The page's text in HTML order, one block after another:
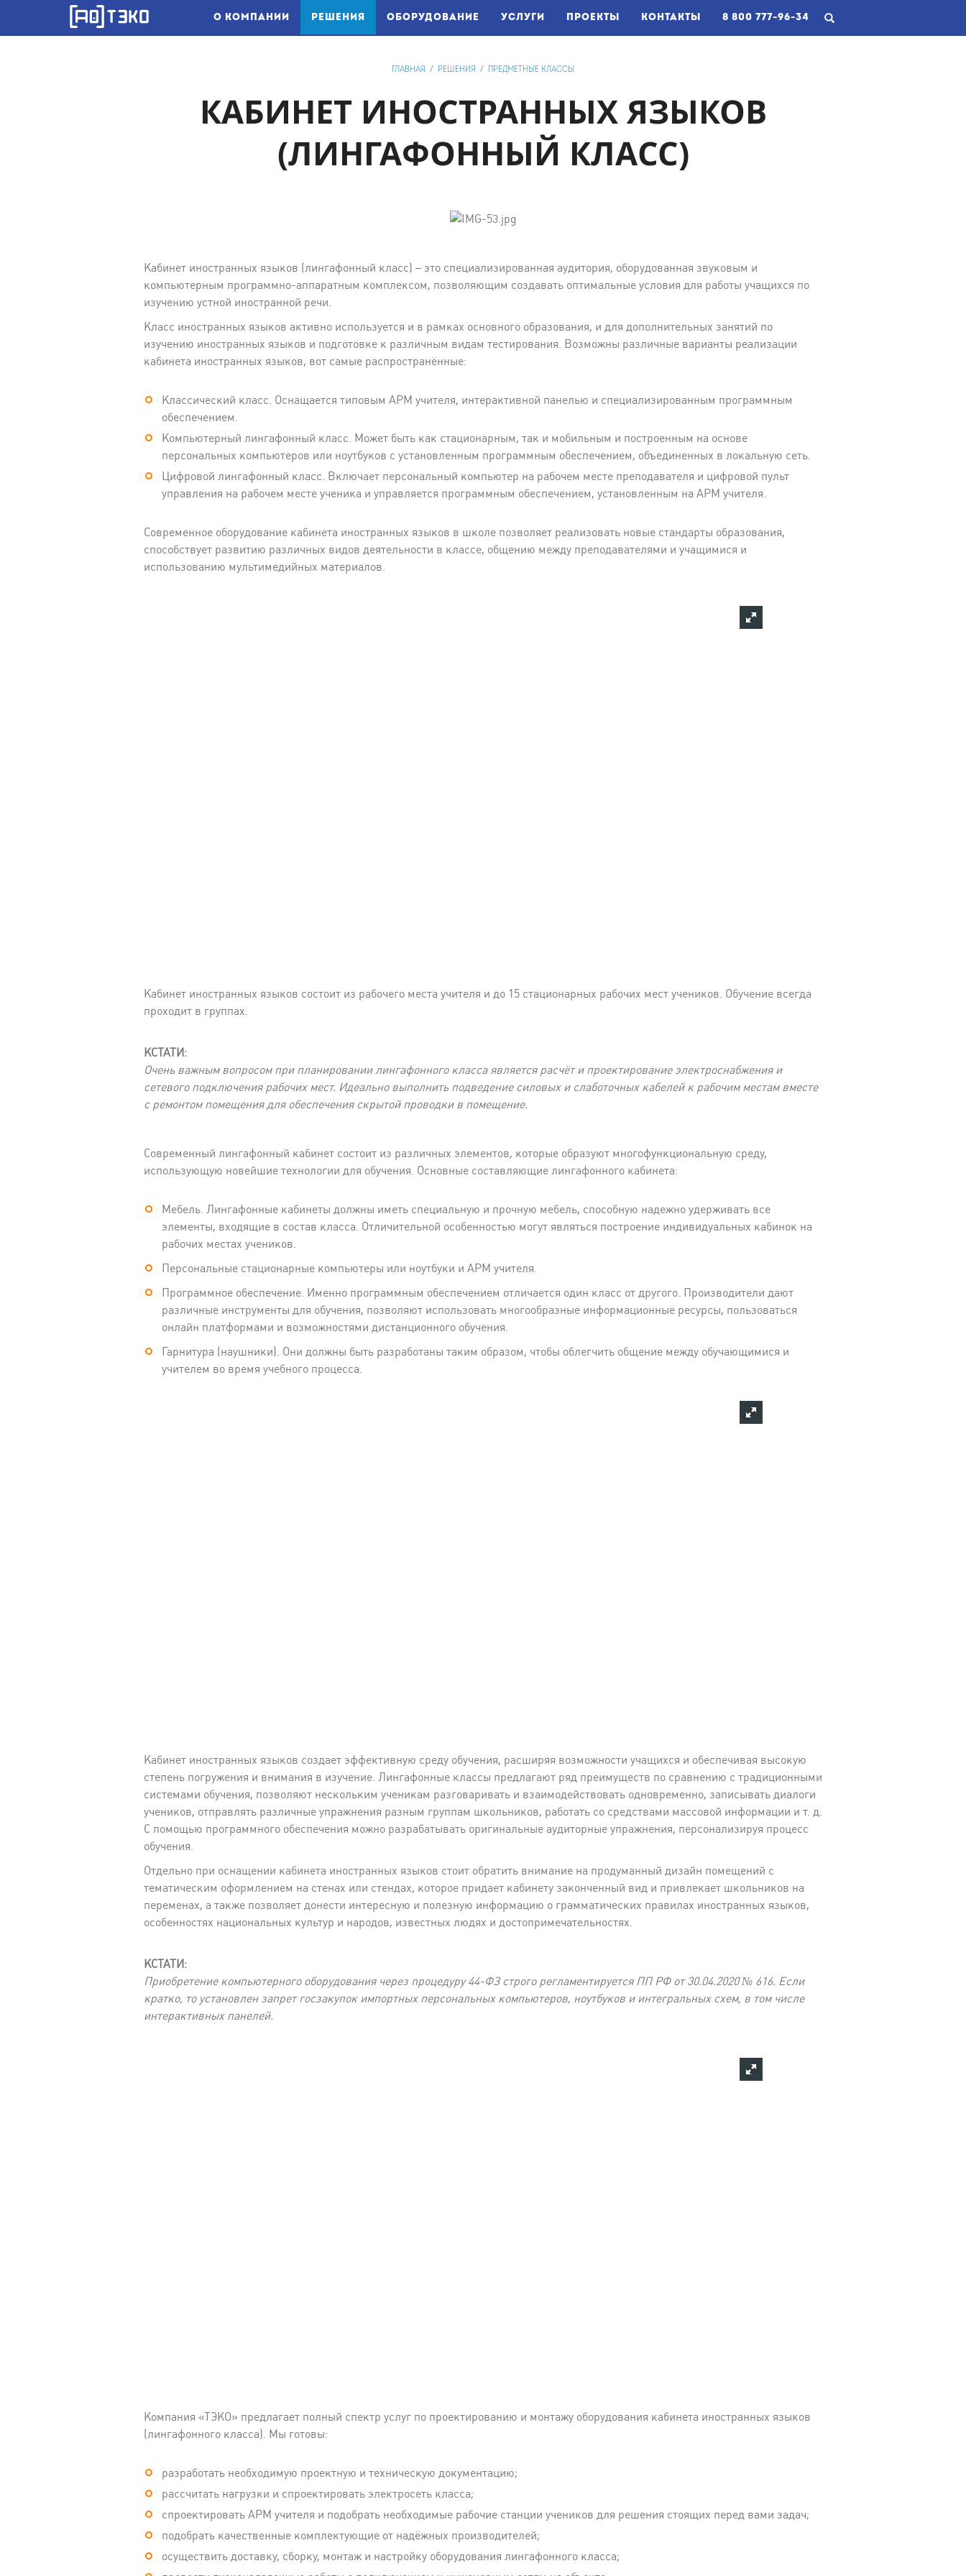
О КОМПАНИИ РЕШЕНИЯ (CURRENT)
ОБОРУДОВАНИЕ УСЛУГИ ПРОЕКТЫ КОНТАКТЫ 8 800 777-96-34
ГЛАВНАЯ / РЕШЕНИЯ / ПРЕДМЕТНЫЕ КЛАССЫ
КАБИНЕТ ИНОСТРАННЫХ ЯЗЫКОВ
(ЛИНГАФОННЫЙ КЛАСС)
Кабинет иностранных языков (лингафонный класс) – это специализированная аудитория, оборудованная звуковым и
компьютерным программно-аппаратным комплексом, позволяющим создавать оптимальные условия для работы учащихся по
изучению устной иностранной речи.
Класс иностранных языков активно используется и в рамках основного образования, и для дополнительных занятий по
изучению иностранных языков и подготовке к различным видам тестирования. Возможны различные варианты реализации
кабинета иностранных языков, вот самые распространённые:
Классический класс. Оснащается типовым АРМ учителя, интерактивной панелью и специализированным программным
обеспечением.
Компьютерный лингафонный класс. Может быть как стационарным, так и мобильным и построенным на основе
персональных компьютеров или ноутбуков с установленным программным обеспечением, объединенных в локальную сеть.
Цифровой лингафонный класс. Включает персональный компьютер на рабочем месте преподавателя и цифровой пульт
управления на рабочем месте ученика и управляется программным обеспечением, установленным на АРМ учителя.
Современное оборудование кабинета иностранных языков в школе позволяет реализовать новые стандарты образования,
способствует развитию различных видов деятельности в классе, общению между преподавателями и учащимися и
использованию мультимедийных материалов.
Кабинет иностранных языков состоит из рабочего места учителя и до 15 стационарных рабочих мест учеников. Обучение всегда
проходит в группах.
КСТАТИ:
Очень важным вопросом при планировании лингафонного класса является расчёт и проектирование электроснабжения и
сетевого подключения рабочих мест. Идеально выполнить подведение силовых и слаботочных кабелей к рабочим местам вместе
с ремонтом помещения для обеспечения скрытой проводки в помещение.
Современный лингафонный кабинет состоит из различных элементов, которые образуют многофункциональную среду,
использующую новейшие технологии для обучения. Основные составляющие лингафонного кабинета:
Мебель. Лингафонные кабинеты должны иметь специальную и прочную мебель, способную надежно удерживать все
элементы, входящие в состав класса. Отличительной особенностью могут являться построение индивидуальных кабинок на
рабочих местах учеников.
Персональные стационарные компьютеры или ноутбуки и АРМ учителя.
Программное обеспечение. Именно программным обеспечением отличается один класс от другого. Производители дают
различные инструменты для обучения, позволяют использовать многообразные информационные ресурсы, пользоваться
онлайн платформами и возможностями дистанционного обучения.
Гарнитура (наушники). Они должны быть разработаны таким образом, чтобы облегчить общение между обучающимися и
учителем во время учебного процесса.
Кабинет иностранных языков создает эффективную среду обучения, расширяя возможности учащихся и обеспечивая высокую
степень погружения и внимания в изучение. Лингафонные классы предлагают ряд преимуществ по сравнению с традиционными
системами обучения, позволяют нескольким ученикам разговаривать и взаимодействовать одновременно, записывать диалоги
учеников, отправлять различные упражнения разным группам школьников, работать со средствами массовой информации и т. д.
С помощью программного обеспечения можно разрабатывать оригинальные аудиторные упражнения, персонализируя процесс
обучения.
Отдельно при оснащении кабинета иностранных языков стоит обратить внимание на продуманный дизайн помещений с
тематическим оформлением на стенах или стендах, которое придает кабинету законченный вид и привлекает школьников на
переменах, а также позволяет донести интересную и полезную информацию о грамматических правилах иностранных языков,
особенностях национальных культур и народов, известных людях и достопримечательностях.
КСТАТИ:
Приобретение компьютерного оборудования через процедуру 44-ФЗ строго регламентируется ПП РФ от 30.04.2020 № 616. Если
кратко, то установлен запрет госзакупок импортных персональных компьютеров, ноутбуков и интегральных схем, в том числе
интерактивных панелей.
Компания «ТЭКО» предлагает полный спектр услуг по проектированию и монтажу оборудования кабинета иностранных языков
(лингафонного класса). Мы готовы:
разработать необходимую проектную и техническую документацию;
рассчитать нагрузки и спроектировать электросеть класса;
спроектировать АРМ учителя и подобрать необходимые рабочие станции учеников для решения стоящих перед вами задач;
подобрать качественные комплектующие от надёжных производителей;
осуществить доставку, сборку, монтаж и настройку оборудования лингафонного класса;